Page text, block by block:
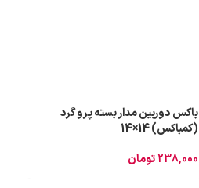
باکس دوربین مدار بسته پرو گرد
(کمباکس) 14×14
238,000تومان